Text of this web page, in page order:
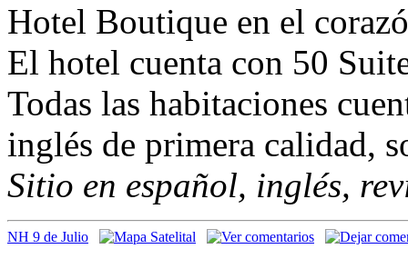
Hotel Boutique en el
El hotel cuenta con 50
Todas las habitaciones
inglés de primera calidad,
Sitio en español, inglés,
NH 9 de Julio